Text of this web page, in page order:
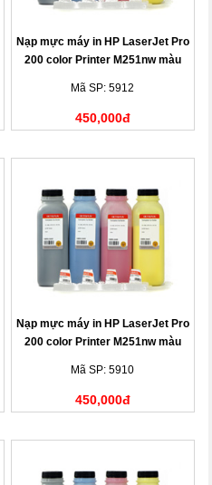
Nạp mực máy in HP LaserJet Pro
200 color Printer M251nw màu
Mã SP: 5912
450,000đ
Nạp mực máy in HP LaserJet Pro
200 color Printer M251nw màu
Mã SP: 5910
450,000đ